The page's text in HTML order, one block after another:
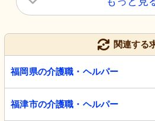
関連する
福岡県の介護職・ヘルパー
福津市の介護職・ヘルパー